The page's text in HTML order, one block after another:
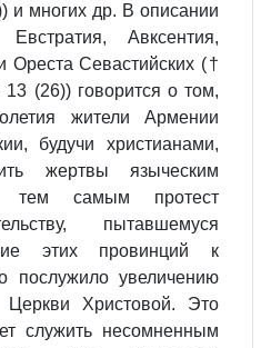
и многих др. В описании
Авксентия,
Ореста Севастийских (†
(26)) говорится о том,
жители Армении
будучи христианами,
жертвы языческим
тем самым протест
пытавшемуся
этих провинций к
послужило увеличению
Христовой. Это
служить несомненным